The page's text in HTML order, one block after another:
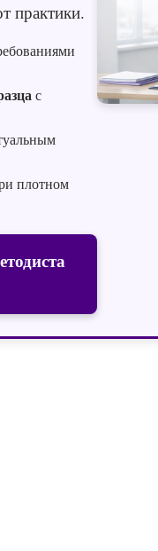
практики.
с
плотном